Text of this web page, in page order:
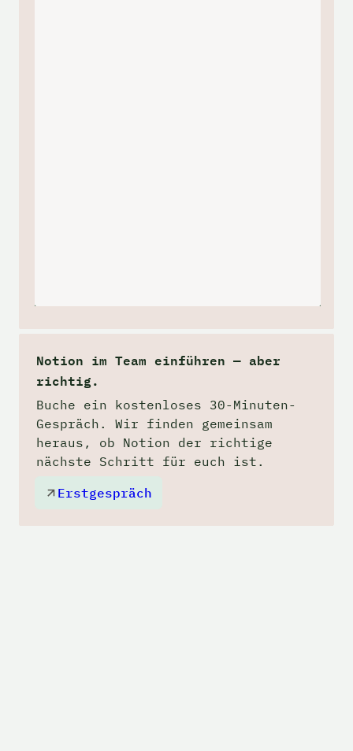
Notion im Team einführen — aber
richtig.
Buche ein kostenloses 30-Minuten-
Gespräch. Wir finden gemeinsam
heraus, ob Notion der richtige
nächste Schritt für euch ist.
Erstgespräch